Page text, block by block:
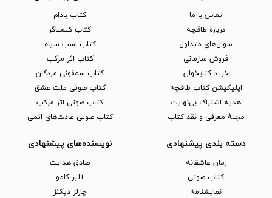
تماس با ما
دربارهٔ طاقچه
سوال‌های متداول
فروش سازمانی
خرید کتابخوان
اپلیکیشن کتاب طاقچه
هدیه اشتراک بی‌نهایت
مجلهٔ معرفی و نقد کتاب
کتاب بادام
کتاب کیمیاگر
کتاب اسب سیاه
کتاب اثر مرکب
کتاب سمفونی مردگان
کتاب صوتی ملت عشق
کتاب صوتی اثر مرکب
کتاب صوتی عادت‌های اتمی
دسته بندی پیشنهادی
رمان عاشقانه
کتاب‌ صوتی
نمایشنامه
نویسنده‌های پیشنهادی
صادق هدایت
آلبر کامو
چارلز دیکنز